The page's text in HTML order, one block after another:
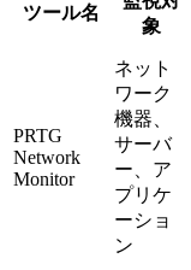
ツール名
象
PRTG
Network
Monitor
ネット
ワーク
機器、
サーバ
ー、ア
プリケ
ーショ
ン